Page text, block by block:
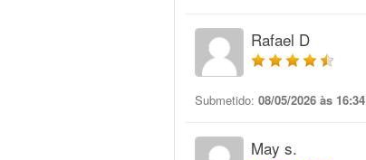
Rafael D
Submetido: 08/05/2026 às 16:34
May s.